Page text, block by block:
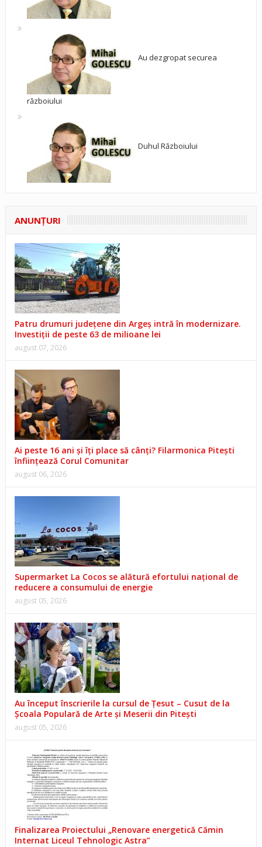
Au dezgropat securea
războiului
Duhul Războiului
ANUNŢURI
Patru drumuri județene din Argeș intră în modernizare.
Investiții de peste 63 de milioane lei
august 07, 2026
Ai peste 16 ani și îți place să cânți? Filarmonica Pitești
înființează Corul Comunitar
august 06, 2026
Supermarket La Cocos se alătură efortului național de
reducere a consumului de energie
august 05, 2026
Au început înscrierile la cursul de Țesut – Cusut de la
Școala Populară de Arte și Meserii din Pitești
august 05, 2026
Finalizarea Proiectului „Renovare energetică Cămin
Internat Liceul Tehnologic Astra”